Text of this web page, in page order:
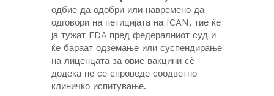
одбие да одобри или навремено да
одговори на петицијата на ICAN, тие ќе
ја тужат FDA пред федералниот суд и
ќе бараат одземање или суспендирање
на лиценцата за овие вакцини сѐ
додека не се спроведе соодветно
клиничко испитување.